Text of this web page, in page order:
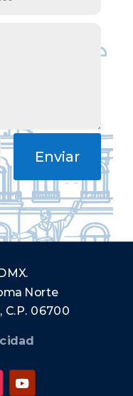
Enviar
Norte
C.P. 06700